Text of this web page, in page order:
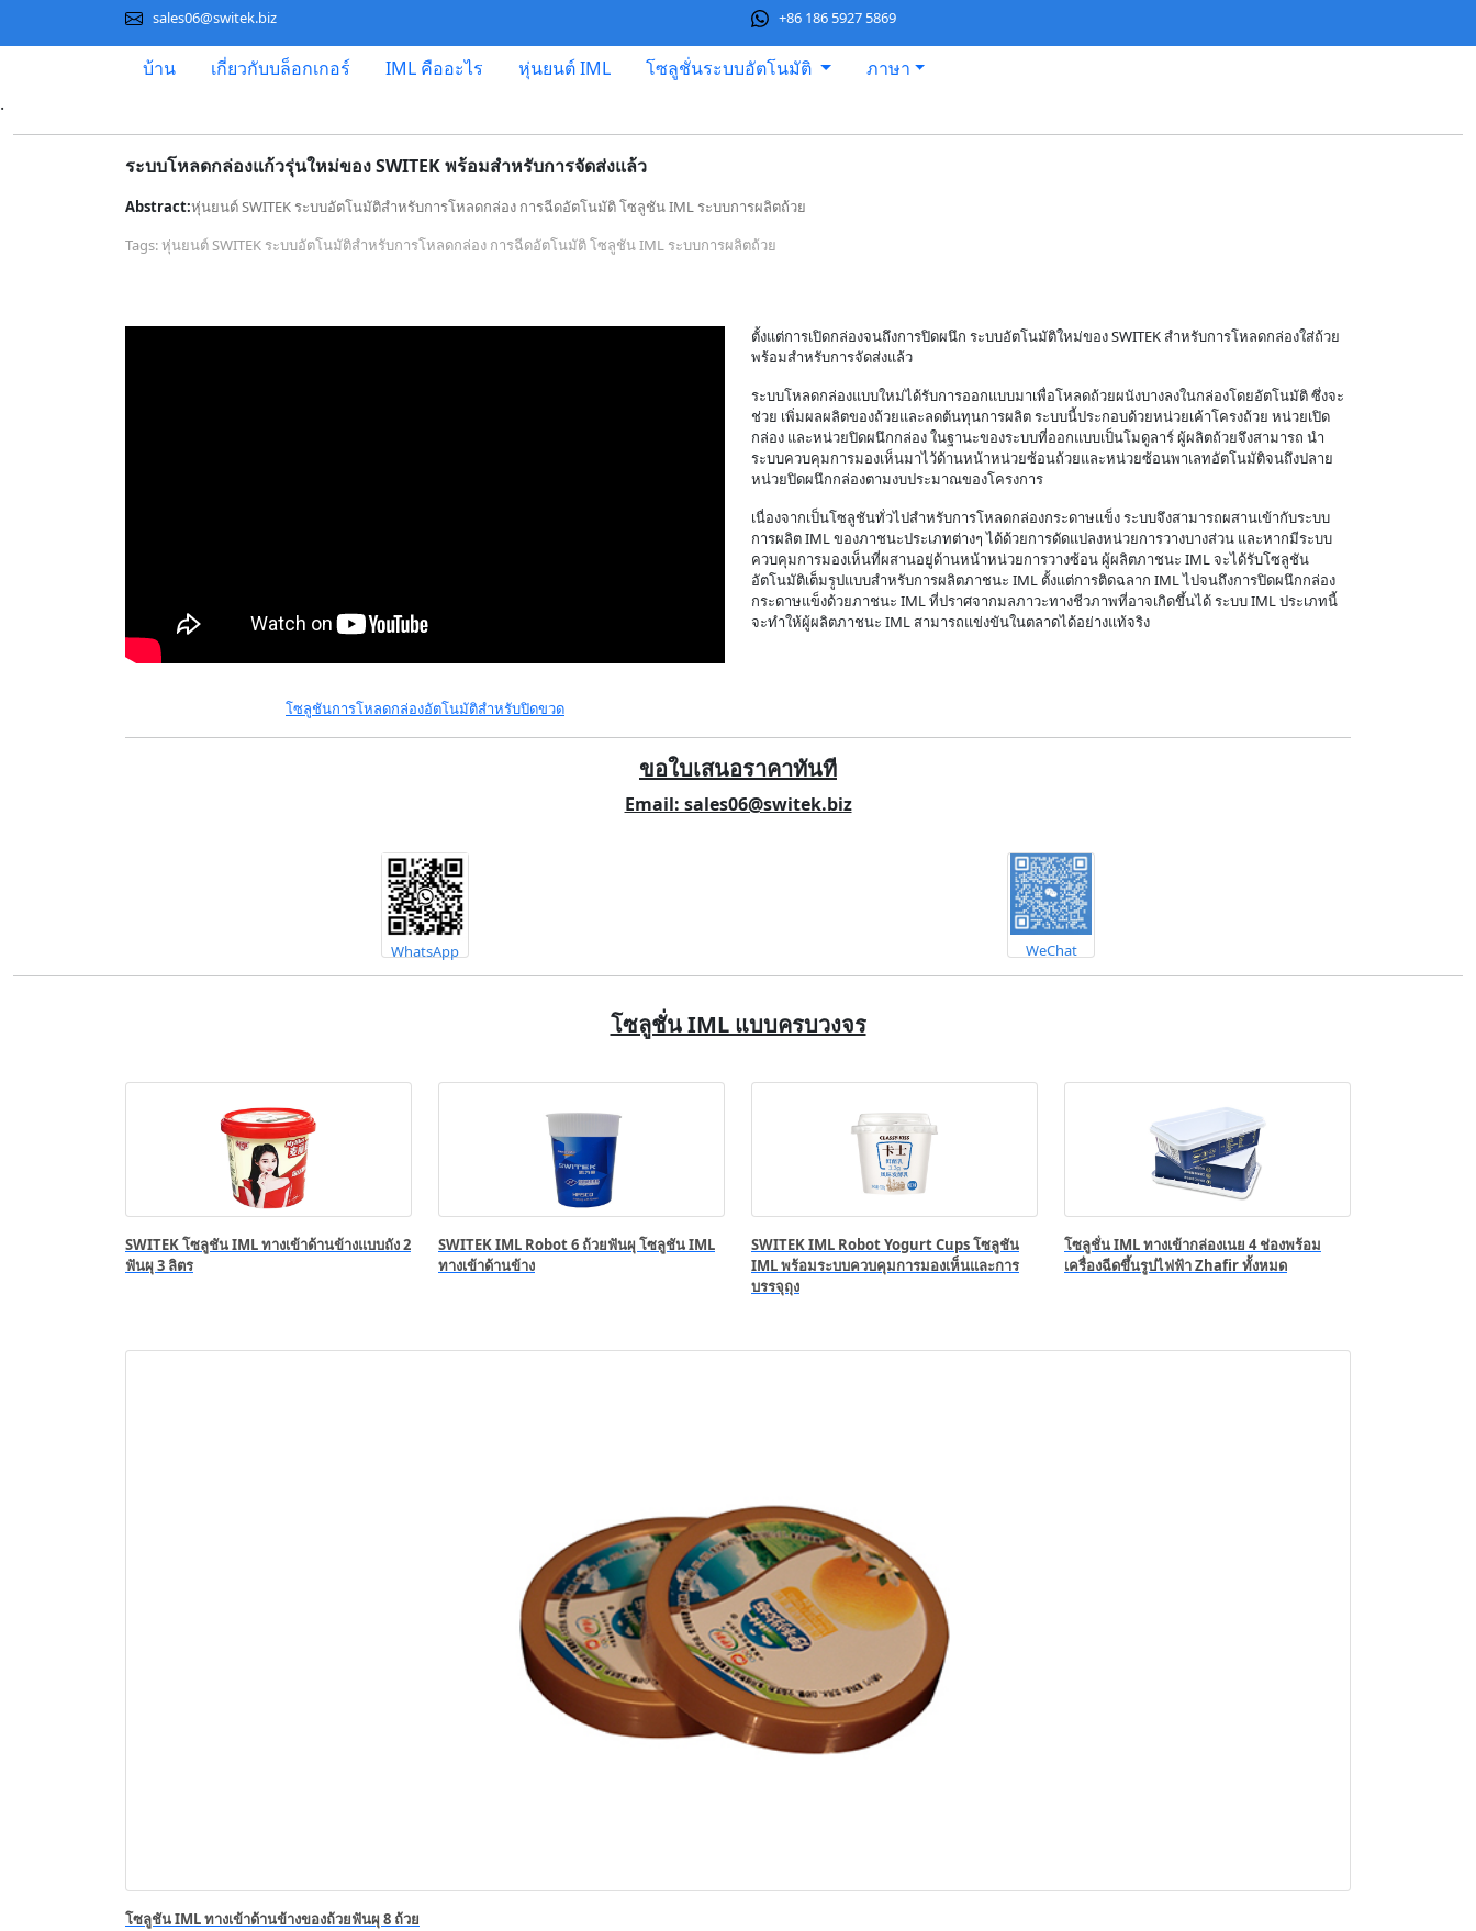
sales06@switek.biz +86 186 5927 5869
บ้าน เกี่ยวกับบล็อกเกอร์ IML คืออะไร หุ่นยนต์ IML โซลูชั่นระบบอัตโนมัติ
ภาษา
.
ระบบโหลดกล่องแก้วรุ่นใหม่ของ SWITEK พร้อมสำหรับการจัดส่งแล้ว
Abstract:หุ่นยนต์ SWITEK ระบบอัตโนมัติสำหรับการโหลดกล่อง การฉีดอัตโนมัติ โซลูชัน IML ระบบการผลิตถ้วย
Tags: หุ่นยนต์ SWITEK ระบบอัตโนมัติสำหรับการโหลดกล่อง การฉีดอัตโนมัติ โซลูชัน IML ระบบการผลิตถ้วย
โซลูชันการโหลดกล่องอัตโนมัติสำหรับปิดขวด
ตั้งแต่การเปิดกล่องจนถึงการปิดผนึก ระบบอัตโนมัติใหม่ของ SWITEK สำหรับการโหลดกล่องใส่ถ้วย
พร้อมสำหรับการจัดส่งแล้ว
ระบบโหลดกล่องแบบใหม่ได้รับการออกแบบมาเพื่อโหลดถ้วยผนังบางลงในกล่องโดยอัตโนมัติ ซึ่งจะ
ช่วย เพิ่มผลผลิตของถ้วยและลดต้นทุนการผลิต ระบบนี้ประกอบด้วยหน่วยเค้าโครงถ้วย หน่วยเปิด
กล่อง และหน่วยปิดผนึกกล่อง ในฐานะของระบบที่ออกแบบเป็นโมดูลาร์ ผู้ผลิตถ้วยจึงสามารถ นำ
ระบบควบคุมการมองเห็นมาไว้ด้านหน้าหน่วยซ้อนถ้วยและหน่วยซ้อนพาเลทอัตโนมัติจนถึงปลาย
หน่วยปิดผนึกกล่องตามงบประมาณของโครงการ
เนื่องจากเป็นโซลูชันทั่วไปสำหรับการโหลดกล่องกระดาษแข็ง ระบบจึงสามารถผสานเข้ากับระบบ
การผลิต IML ของภาชนะประเภทต่างๆ ได้ด้วยการดัดแปลงหน่วยการวางบางส่วน และหากมีระบบ
ควบคุมการมองเห็นที่ผสานอยู่ด้านหน้าหน่วยการวางซ้อน ผู้ผลิตภาชนะ IML จะได้รับโซลูชัน
อัตโนมัติเต็มรูปแบบสำหรับการผลิตภาชนะ IML ตั้งแต่การติดฉลาก IML ไปจนถึงการปิดผนึกกล่อง
กระดาษแข็งด้วยภาชนะ IML ที่ปราศจากมลภาวะทางชีวภาพที่อาจเกิดขึ้นได้ ระบบ IML ประเภทนี้
จะทำให้ผู้ผลิตภาชนะ IML สามารถแข่งขันในตลาดได้อย่างแท้จริง
ขอใบเสนอราคาทันที
Email: sales06@switek.biz
WhatsApp WeChat
โซลูชั่น IML แบบครบวงจร
SWITEK โซลูชัน IML ทางเข้าด้านข้างแบบถัง 2
ฟันผุ 3 ลิตร
SWITEK IML Robot 6 ถ้วยฟันผุ โซลูชัน IML
ทางเข้าด้านข้าง
SWITEK IML Robot Yogurt Cups โซลูชัน
IML พร้อมระบบควบคุมการมองเห็นและการ
บรรจุถุง
โซลูชั่น IML ทางเข้ากล่องเนย 4 ช่องพร้อม
เครื่องฉีดขึ้นรูปไฟฟ้า Zhafir ทั้งหมด
โซลูชัน IML ทางเข้าด้านข้างของถ้วยฟันผุ 8 ถ้วย